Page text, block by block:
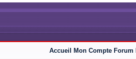
Accueil Mon Compte Forum